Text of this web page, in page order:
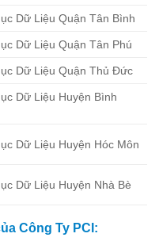
Dữ Liệu Quận Tân Bình
Dữ Liệu Quận Tân Phú
Dữ Liệu Quận Thủ Đức
Dữ Liệu Huyện Bình
Dữ Liệu Huyện Hóc Môn
Dữ Liệu Huyện Nhà Bè
Công Ty PCI: